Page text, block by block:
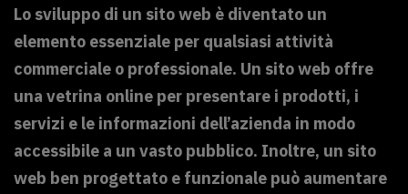
Lo sviluppo di un sito web è diventato un
elemento essenziale per qualsiasi attività
commerciale o professionale. Un sito web offre
una vetrina online per presentare i prodotti, i
servizi e le informazioni dell’azienda in modo
accessibile a un vasto pubblico. Inoltre, un sito
web ben progettato e funzionale può aumentare